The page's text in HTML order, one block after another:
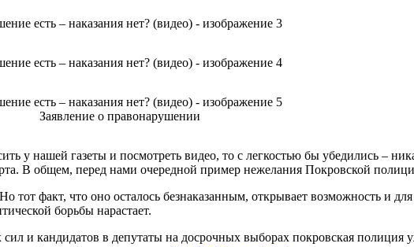
Заявление о правонарушении
у нашей газеты и посмотреть видео, то с легкостью бы убедились –
В общем, перед нами очередной пример нежелания Покровской
факт, что оно осталось безнаказанным, открывает возможность и
борьбы нарастает.
и кандидатов в депутаты на досрочных выборах покровская полиция